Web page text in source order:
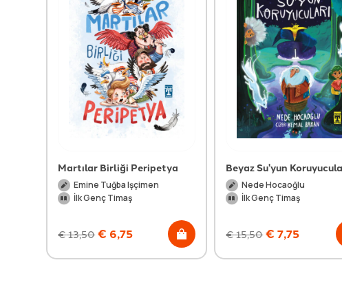
Martılar Birliği Peripetya
Emine Tuğba Işçimen
İlk Genç Timaş
€13,50 € 6,75
Beyaz Su'yun
Nede Hocaoğlu
İlk Genç Timaş
€15,50 € 7,75